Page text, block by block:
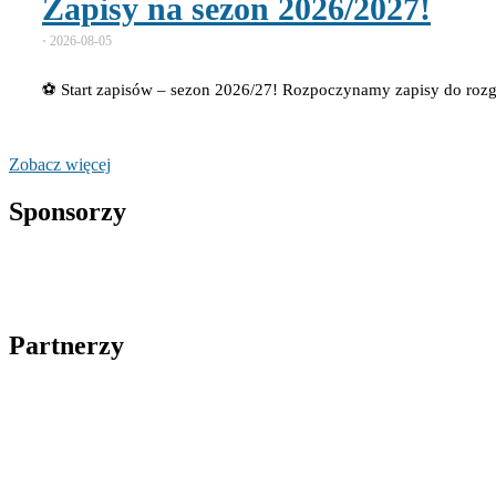
Zapisy na sezon 2026/2027!
⋅ 2026-08-05
⚽ Start zapisów – sezon 2026/27! Rozpoczynamy zapisy do
Zobacz więcej
Sponsorzy
Partnerzy